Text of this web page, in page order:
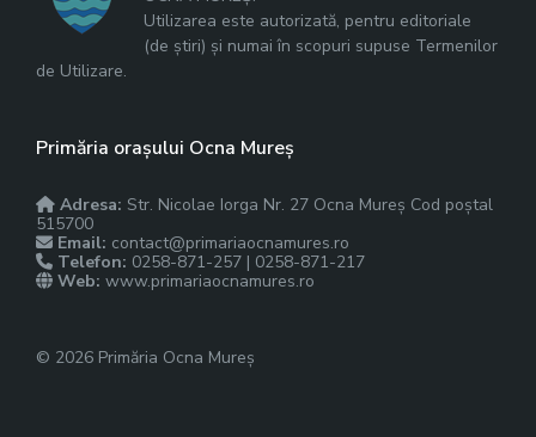
Utilizarea este autorizată, pentru editoriale
(de știri) și numai în scopuri supuse Termenilor
de Utilizare.
Primăria orașului Ocna Mureș
Adresa: Str. Nicolae Iorga Nr. 27 Ocna Mureș Cod poștal
515700
Email: contact@primariaocnamures.ro
Telefon: 0258-871-257 | 0258-871-217
Web: www.primariaocnamures.ro
© 2026 Primăria Ocna Mureș